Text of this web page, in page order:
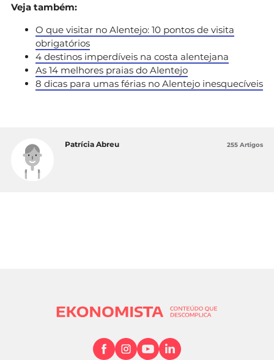
Veja também:
O que visitar no Alentejo: 10 pontos de visita
obrigatórios
4 destinos imperdíveis na costa alentejana
As 14 melhores praias do Alentejo
8 dicas para umas férias no Alentejo inesquecíveis
Patrícia Abreu 255 Artigos